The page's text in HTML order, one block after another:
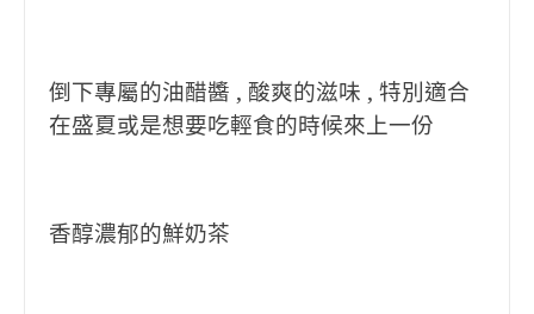
倒下專屬的油醋醬 , 酸爽的滋味 , 特別適合
在盛夏或是想要吃輕食的時候來上一份
香醇濃郁的鮮奶茶